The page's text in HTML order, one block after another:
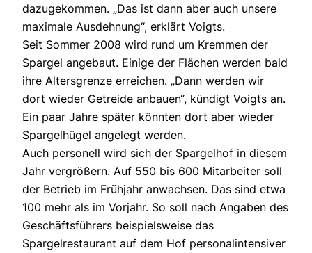
dazugekommen. „Das ist dann aber auch unsere
maximale Ausdehnung“, erklärt Voigts.
Seit Sommer 2008 wird rund um Kremmen der
Spargel angebaut. Einige der Flächen werden bald
ihre Altersgrenze erreichen. „Dann werden wir
dort wieder Getreide anbauen“, kündigt Voigts an.
Ein paar Jahre später könnten dort aber wieder
Spargelhügel angelegt werden.
Auch personell wird sich der Spargelhof in diesem
Jahr vergrößern. Auf 550 bis 600 Mitarbeiter soll
der Betrieb im Frühjahr anwachsen. Das sind etwa
100 mehr als im Vorjahr. So soll nach Angaben des
Geschäftsführers beispielsweise das
Spargelrestaurant auf dem Hof personalintensiver